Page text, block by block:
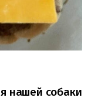
нашей собаки